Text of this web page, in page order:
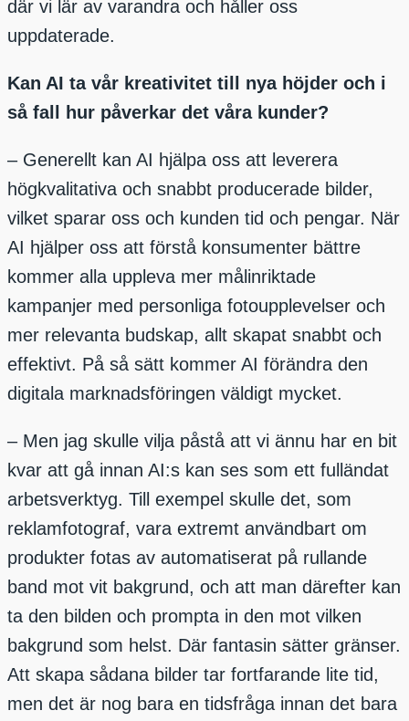
där vi lär av varandra och håller oss
uppdaterade.
Kan AI ta vår kreativitet till nya höjder och i
så fall hur påverkar det våra kunder?
– Generellt kan AI hjälpa oss att leverera
högkvalitativa och snabbt producerade bilder,
vilket sparar oss och kunden tid och pengar. När
AI hjälper oss att förstå konsumenter bättre
kommer alla uppleva mer målinriktade
kampanjer med personliga fotoupplevelser och
mer relevanta budskap, allt skapat snabbt och
effektivt. På så sätt kommer AI förändra den
digitala marknadsföringen väldigt mycket.
– Men jag skulle vilja påstå att vi ännu har en bit
kvar att gå innan AI:s kan ses som ett fulländat
arbetsverktyg. Till exempel skulle det, som
reklamfotograf, vara extremt användbart om
produkter fotas av automatiserat på rullande
band mot vit bakgrund, och att man därefter kan
ta den bilden och prompta in den mot vilken
bakgrund som helst. Där fantasin sätter gränser.
Att skapa sådana bilder tar fortfarande lite tid,
men det är nog bara en tidsfråga innan det bara